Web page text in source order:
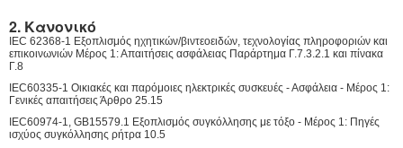
2. Κανονικό
IEC 62368-1 Εξοπλισμός ηχητικών/βιντεοειδών, τεχνολογίας πληροφοριών και
επικοινωνιών Μέρος 1: Απαιτήσεις ασφάλειας Παράρτημα Γ.7.3.2.1 και πίνακα
Γ.8
IEC60335-1 Οικιακές και παρόμοιες ηλεκτρικές συσκευές - Ασφάλεια - Μέρος 1:
Γενικές απαιτήσεις Άρθρο 25.15
IEC60974-1, GB15579.1 Εξοπλισμός συγκόλλησης με τόξο - Μέρος 1: Πηγές
ισχύος συγκόλλησης ρήτρα 10.5